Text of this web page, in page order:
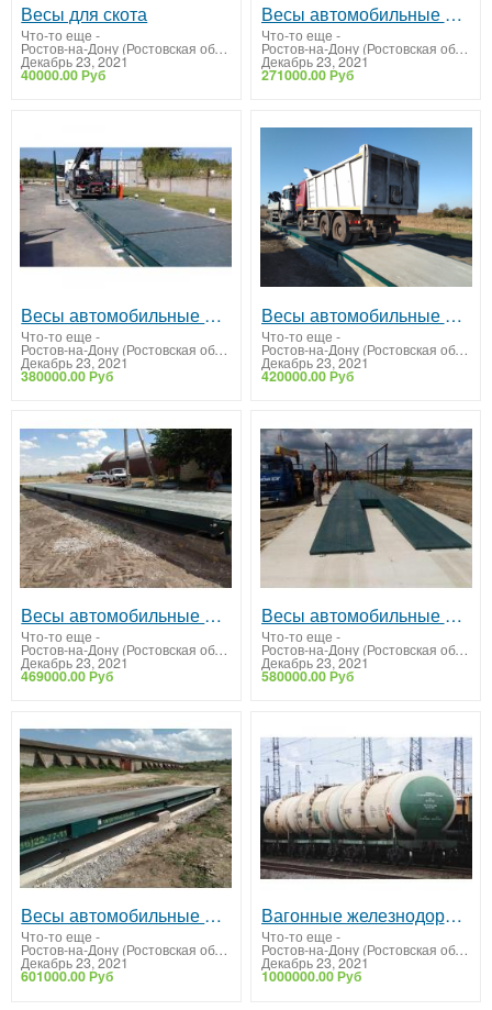
Весы для скота
Что-то еще -
Ростов-на-Дону (Ростовская область)
Декабрь 23, 2021
40000.00 Руб
Весы автомобильные 15 тонн ВА-СХТ-15
Что-то еще -
Ростов-на-Дону (Ростовская область)
Декабрь 23, 2021
271000.00 Руб
Весы автомобильные 20 тонн ВА-СХТ-20
Что-то еще -
Ростов-на-Дону (Ростовская область)
Декабрь 23, 2021
380000.00 Руб
Весы автомобильные 30 тонн ВА-СХТ-30
Что-то еще -
Ростов-на-Дону (Ростовская область)
Декабрь 23, 2021
420000.00 Руб
Весы автомобильные 40 тонн ВА-СХТ-40
Что-то еще -
Ростов-на-Дону (Ростовская область)
Декабрь 23, 2021
469000.00 Руб
Весы автомобильные 50 тонн ВА-СХТ-50
Что-то еще -
Ростов-на-Дону (Ростовская область)
Декабрь 23, 2021
580000.00 Руб
Весы автомобильные 60 тонн ВА-СХТ-60
Что-то еще -
Ростов-на-Дону (Ростовская область)
Декабрь 23, 2021
601000.00 Руб
Вагонные железнодорожные весы
Что-то еще -
Ростов-на-Дону (Ростовская область)
Декабрь 23, 2021
1000000.00 Руб